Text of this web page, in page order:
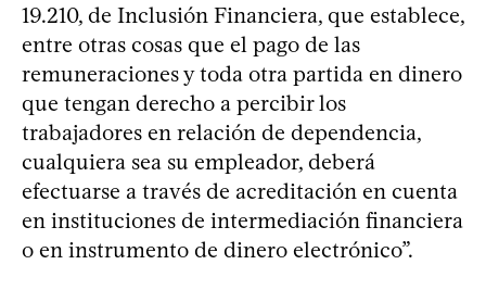
19.210, de Inclusión Financiera, que establece,
entre otras cosas que el pago de las
remuneraciones y toda otra partida en dinero
que tengan derecho a percibir los
trabajadores en relación de dependencia,
cualquiera sea su empleador, deberá
efectuarse a través de acreditación en cuenta
en instituciones de intermediación financiera
o en instrumento de dinero electrónico”.